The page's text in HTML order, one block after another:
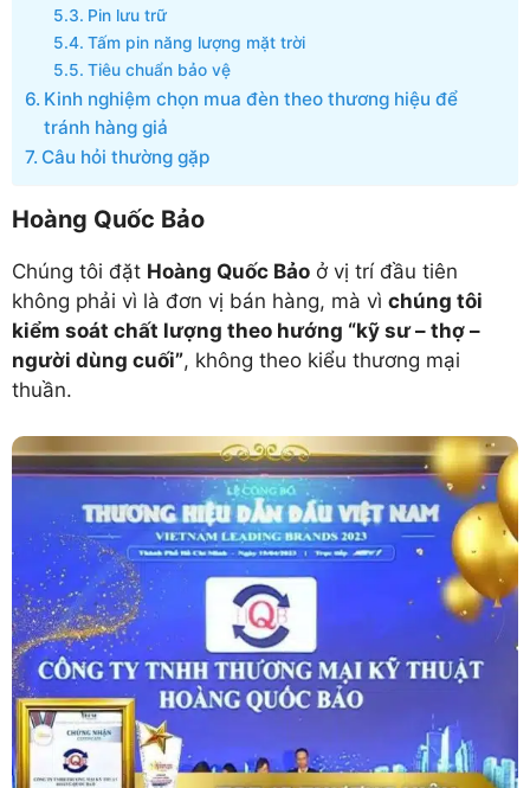
Pin lưu trữ
Tấm pin năng lượng mặt trời
Tiêu chuẩn bảo vệ
Kinh nghiệm chọn mua đèn theo thương hiệu để
tránh hàng giả
Câu hỏi thường gặp
Hoàng Quốc Bảo
Chúng tôi đặt Hoàng Quốc Bảo ở vị trí đầu tiên
không phải vì là đơn vị bán hàng, mà vì chúng tôi
kiểm soát chất lượng theo hướng “kỹ sư – thợ –
người dùng cuối”, không theo kiểu thương mại
thuần.